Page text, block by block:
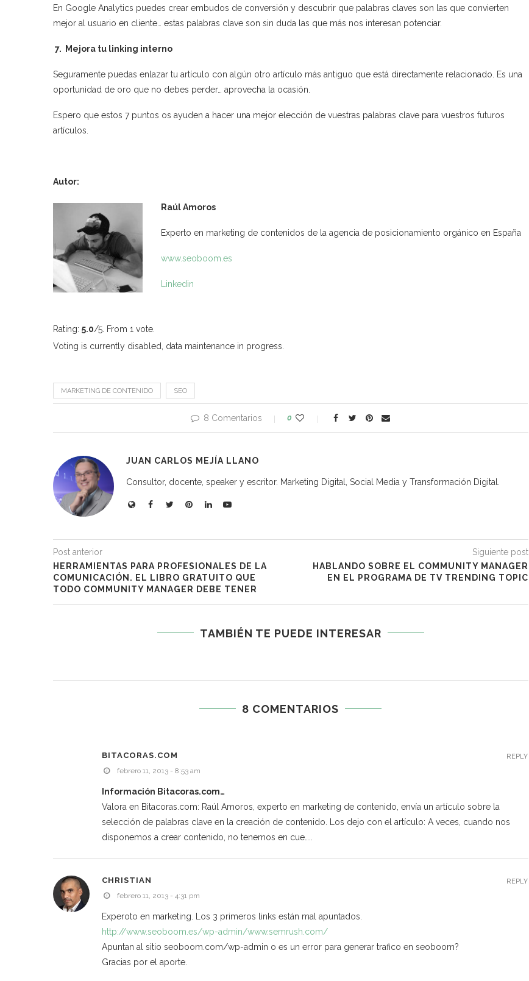
En Google Analytics puedes crear embudos de conversión y descubrir que palabras claves son las que convierten
mejor al usuario en cliente… estas palabras clave son sin duda las que más nos interesan potenciar.
7. Mejora tu linking interno
Seguramente puedas enlazar tu artículo con algún otro artículo más antiguo que está directamente relacionado. Es una
oportunidad de oro que no debes perder… aprovecha la ocasión.
Espero que estos 7 puntos os ayuden a hacer una mejor elección de vuestras palabras clave para vuestros futuros
artículos.
Autor:
Raúl Amoros
Experto en marketing de contenidos de la agencia de posicionamiento orgánico en España
www.seoboom.es
Linkedin
Rating: 5.0/5. From 1 vote.
Voting is currently disabled, data maintenance in progress.
MARKETING DE CONTENIDO SEO
8 Comentarios 0
JUAN CARLOS MEJÍA LLANO
Consultor, docente, speaker y escritor. Marketing Digital, Social Media y Transformación Digital.
Post anterior
HERRAMIENTAS PARA PROFESIONALES DE LA
COMUNICACIÓN. EL LIBRO GRATUITO QUE
TODO COMMUNITY MANAGER DEBE TENER
Siguiente post
HABLANDO SOBRE EL COMMUNITY MANAGER
EN EL PROGRAMA DE TV TRENDING TOPIC
TAMBIÉN TE PUEDE INTERESAR
8 COMENTARIOS
BITACORAS.COM
febrero 11, 2013 - 8:53 am
Información Bitacoras.com…
Valora en Bitacoras.com: Raúl Amoros, experto en marketing de contenido, envía un artículo sobre la
selección de palabras clave en la creación de contenido. Los dejo con el artículo: A veces, cuando nos
disponemos a crear contenido, no tenemos en cue…..
REPLY
CHRISTIAN
febrero 11, 2013 - 4:31 pm
Experoto en marketing. Los 3 primeros links están mal apuntados.
http://www.seoboom.es/wp-admin/www.semrush.com/
Apuntan al sitio seoboom.com/wp-admin o es un error para generar trafico en seoboom?
Gracias por el aporte.
REPLY